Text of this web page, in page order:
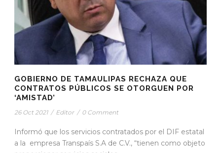
GOBIERNO DE TAMAULIPAS RECHAZA QUE
CONTRATOS PÚBLICOS SE OTORGUEN POR
‘AMISTAD’
26 Oct 2021 / Editor / 0 Comment
Informó que los servicios contratados por el DIF estatal
a la empresa Transpaís S.A de C.V., “tienen como objeto